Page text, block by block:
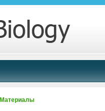
Материалы